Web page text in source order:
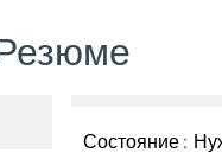
Состояние